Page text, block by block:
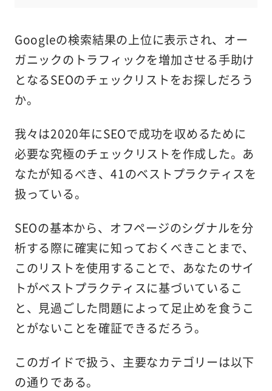
Googleの検索結果の上位に表示され、オー
ガニックのトラフィックを増加させる手助け
となるSEOのチェックリストをお探しだろう
か。
我々は2020年にSEOで成功を収めるために
必要な究極のチェックリストを作成した。あ
なたが知るべき、41のベストプラクティスを
扱っている。
SEOの基本から、オフページのシグナルを分
析する際に確実に知っておくべきことまで、
このリストを使用することで、あなたのサイ
トがベストプラクティスに基づいているこ
と、見過ごした問題によって足止めを食うこ
とがないことを確証できるだろう。
このガイドで扱う、主要なカテゴリーは以下
の通りである。